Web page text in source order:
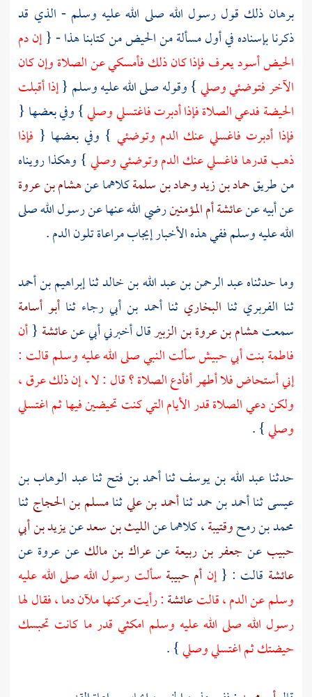
برهان ذلك قول رسول الله صلى الله عليه وسلم - الذي قد
ذكرنا بإسناده في أول مسألة من الحيض من كتابنا هذا - {إن دم
الحيض أسود يعرف فإذا كان ذلك فأمسكي عن الصلاة وإن كان
الآخر فتوضئي وصلي} وقوله صلى الله عليه وسلم {إذا أقبلت
الحيضة فدعي الصلاة فإذا أدبرت فاغتسلي وصلي} وفي بعضها {
فإذا أدبرت فاغسلي عنك الدم وتوضئي } وفي بعضها { فإذا
ذهب قدرها فاغسلي عنك الدم وتوضئي وصلي} وهكذا رويناه
من طريقحماد بن زيدوحماد بن سلمةكلاهما عنهشام بن عروة
عن أبيه عنعائشة أم المؤمنينرضي الله عنها عن رسول الله صلى
الله عليه وسلم ففي هذه الأخبار إيجاب مراعاة تلون الدم .
وما حدثناهعبد الرحمن بن عبد الله بن خالدثناإبراهيم بن أحمد
ثنا الفربريثنا البخاريثناأحمد بن أبي رجاء ثنا أبو أسامة
سمعتهشام بن عروة بن الزبيرقال أخبرني أبي عنعائشة {أن
فاطمة بنت أبي حبيشسألت النبي صلى الله عليه وسلم قالت :
إني أستحاض فلا أطهر أفأدع الصلاة ؟ قال : لا ، إن ذلك عرق ،
ولكن دعي الصلاة قدر الأيام التي كنت تحيضين فيها ثم اغتسلي
وصلي} .
حدثناعبد الله بن يوسفثناأحمد بن فتحثناعبد الوهاب بن
عيسىثناأحمد بن حمدثناأحمد بن عليثنامسلم بن الحجاجثنا
محمد بن رمحوقتيبة، كلاهما عنالليث بن سعدعنيزيد بن أبي
حبيبعن جعفر بن ربيعة عنعراك بن مالك عنعروة عن
عائشة قالت : {إن أم حبيبة سألت رسول الله صلى الله عليه
وسلم عن الدم ، قالتعائشة: رأيت مركنها ملآن دما ، فقال لها
رسول الله صلى الله عليه وسلم امكثي قدر ما كانت تحبسك
حيضتك ثم اغتسلي وصلي} .